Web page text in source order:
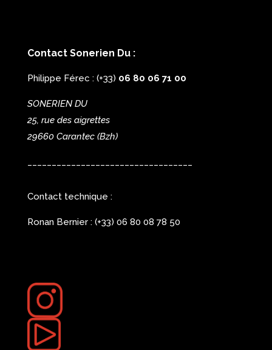
Contact Sonerien Du :
Philippe Férec : (+33) 06 80 06 71 00
SONERIEN DU
25, rue des aigrettes
29660 Carantec (Bzh)
Contact technique :
Ronan Bernier : (+33) 06 80 08 78 50